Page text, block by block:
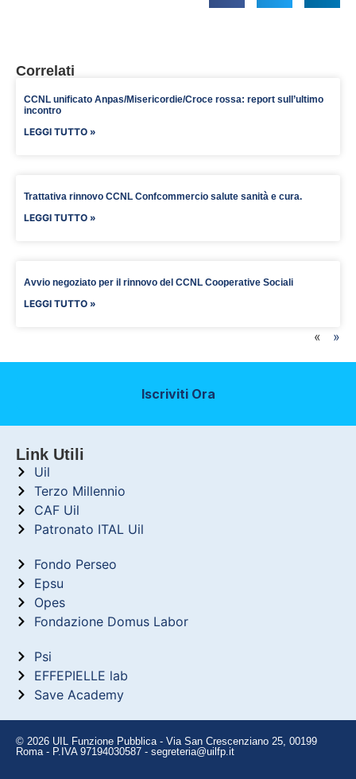
Correlati
CCNL unificato Anpas/Misericordie/Croce rossa: report sull’ultimo
incontro
LEGGI TUTTO »
Trattativa rinnovo CCNL Confcommercio salute sanità e cura.
LEGGI TUTTO »
Avvio negoziato per il rinnovo del CCNL Cooperative Sociali
LEGGI TUTTO »
« »
Iscriviti Ora
Link Utili
Uil
Terzo Millennio
CAF Uil
Patronato ITAL Uil
Fondo Perseo
Epsu
Opes
Fondazione Domus Labor
Psi
EFFEPIELLE lab
Save Academy
© 2026 UIL Funzione Pubblica - Via San Crescenziano 25, 00199
Roma - P.IVA 97194030587 - segreteria@uilfp.it